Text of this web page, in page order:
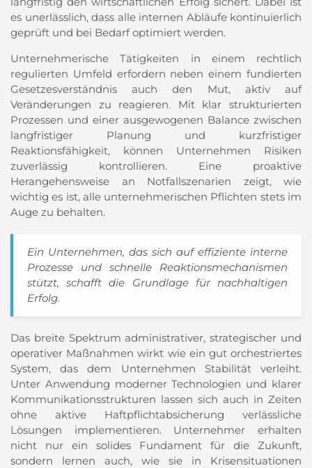
es unerlässlich, dass alle internen Abläufe kontinuierlich
geprüft und bei Bedarf optimiert werden.
Unternehmerische Tätigkeiten in einem rechtlich
regulierten Umfeld erfordern neben einem fundierten
Gesetzesverständnis auch den Mut, aktiv auf
Veränderungen zu reagieren. Mit klar strukturierten
Prozessen und einer ausgewogenen Balance zwischen
langfristiger Planung und kurzfristiger
Reaktionsfähigkeit, können Unternehmen Risiken
zuverlässig kontrollieren. Eine proaktive
Herangehensweise an Notfallszenarien zeigt, wie
wichtig es ist, alle unternehmerischen Pflichten stets im
Auge zu behalten.
Ein Unternehmen, das sich auf effiziente interne
Prozesse und schnelle Reaktionsmechanismen
stützt, schafft die Grundlage für nachhaltigen
Erfolg.
Das breite Spektrum administrativer, strategischer und
operativer Maßnahmen wirkt wie ein gut orchestriertes
System, das dem Unternehmen Stabilität verleiht.
Unter Anwendung moderner Technologien und klarer
Kommunikationsstrukturen lassen sich auch in Zeiten
ohne aktive Haftpflichtabsicherung verlässliche
Lösungen implementieren. Unternehmer erhalten
nicht nur ein solides Fundament für die Zukunft,
sondern lernen auch, wie sie in Krisensituationen